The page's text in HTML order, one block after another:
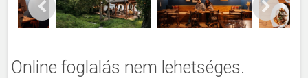
Online foglalás nem lehetséges.